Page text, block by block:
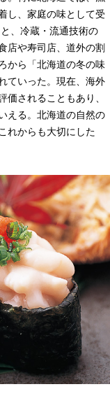
し、家庭の味として受
、冷蔵・流通技術の
店や寿司店、道外の割
から「北海道の冬の味
ていった。現在、海外
価されることもあり、
える。北海道の自然の
れからも大切にした